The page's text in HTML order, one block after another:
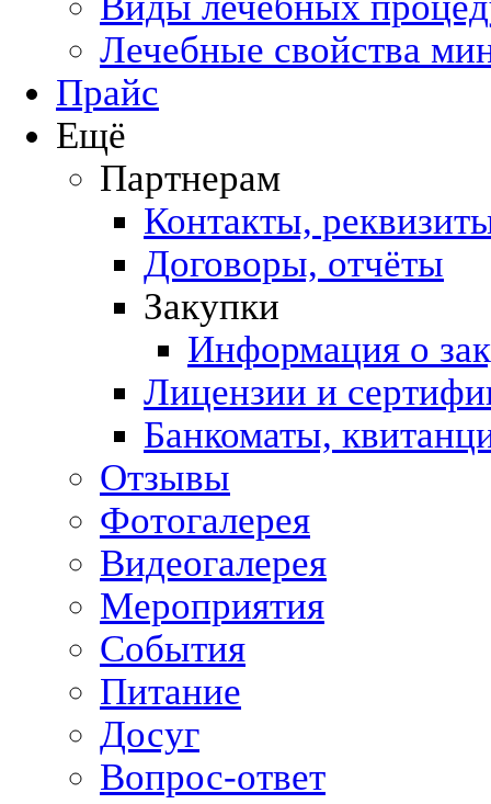
Лечебные свойства
Прайс
Ещё
Партнерам
Контакты,
Договоры, отчёты
Закупки
Информация о
Лицензии и
Банкоматы,
Отзывы
Фотогалерея
Видеогалерея
Мероприятия
События
Питание
Досуг
Вопрос-ответ